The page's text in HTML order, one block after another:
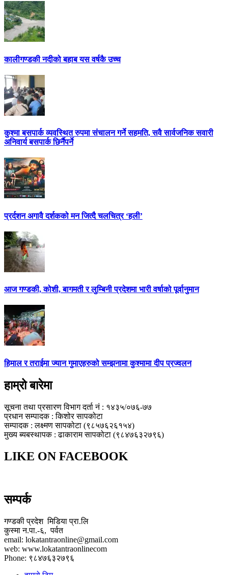
कालीगण्डकी नदीको बहाब यस वर्षकै उच्च
कुश्मा बसपार्क व्यवस्थित रुपमा संचालन गर्ने सहमति, सवै सार्वजनिक सवारी
अनिवार्य बसपार्क छिर्नैपर्ने
प्रर्दशन अगावै दर्शकको मन जित्दै चलचित्र ‘हली’
आज गण्डकी, कोशी, बागमती र लुम्बिनी प्रदेशमा भारी वर्षाको पूर्वानुमान
हिमाल र तराईमा ज्यान गुमाएहरुको सम्झनामा कुश्मामा दीप प्रज्वलन
हाम्रो बारेमा
सूचना तथा प्रसारण विभाग दर्ता नं : १४३५/०७६-७७
प्रधान सम्पादक : किशोर सापकोटा
सम्पादक : लक्ष्मण सापकोटा (९८५७६२६१५४)
मुख्य ब्यबस्थापक : ढाकाराम सापकोटा (९८४७६३२७९६)
LIKE ON FACEBOOK
सम्पर्क
गण्डकी प्रदेश मिडिया प्रा.लि
कुस्मा न.पा.-६, पर्वत
email: lokatantraonline@gmail.com
web: www.lokatantraonlinecom
Phone: ९८४७६३२७९६